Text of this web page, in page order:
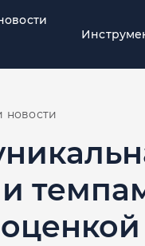
новости